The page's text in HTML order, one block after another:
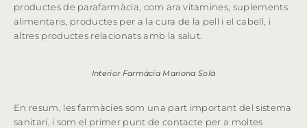
productes de parafarmàcia, com ara vitamines, suplements
alimentaris, productes per a la cura de la pell i el cabell, i
altres productes relacionats amb la salut.
Interior Farmàcia Mariona Solà
En resum, les farmàcies som una part important del sistema
sanitari, i som el primer punt de contacte per a moltes